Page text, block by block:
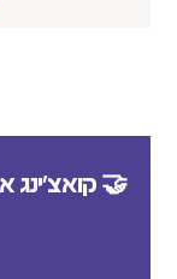
🤝 קואצ'ינג